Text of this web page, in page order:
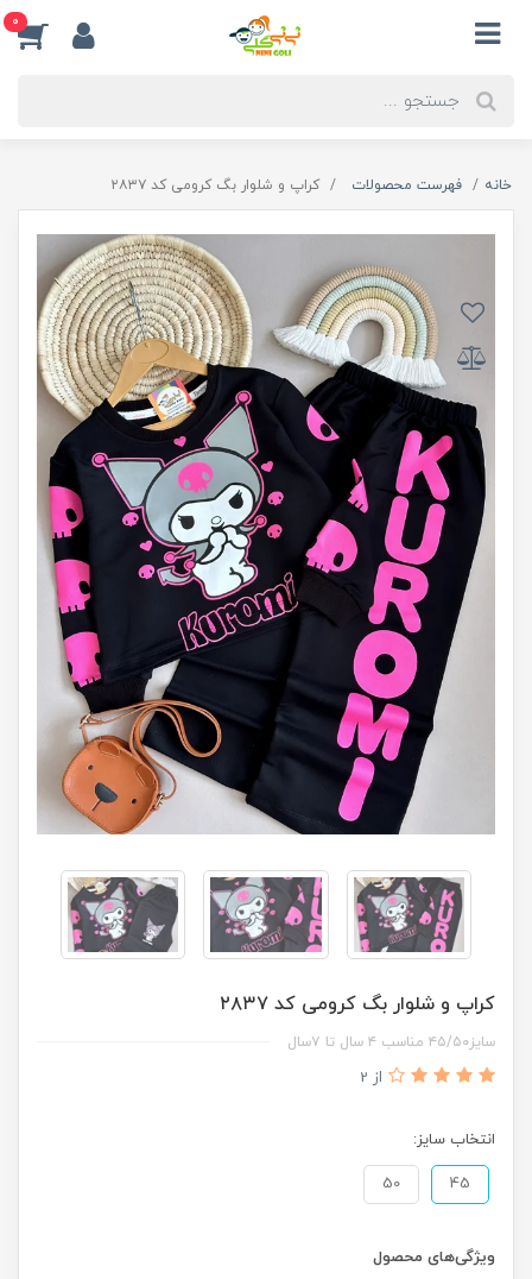
0
خانه فهرست محصولات کراپ و شلوار بگ کرومی کد ۲۸۳۷
کراپ و شلوار بگ کرومی کد ۲۸۳۷
سایز۴۵/۵۰ مناسب ۴ سال تا ۷سال
از 2
انتخاب سایز:
45
50
ویژگی‌های محصول